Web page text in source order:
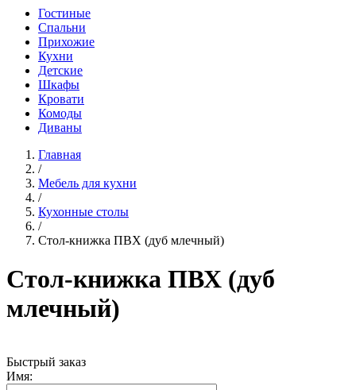
Гостиные
Спальни
Прихожие
Кухни
Детские
Шкафы
Кровати
Комоды
Диваны
Главная
/
Мебель для кухни
/
Кухонные столы
/
Стол-книжка ПВХ (дуб млечный)
Стол-книжка ПВХ (дуб
млечный)
Быстрый заказ
Имя: